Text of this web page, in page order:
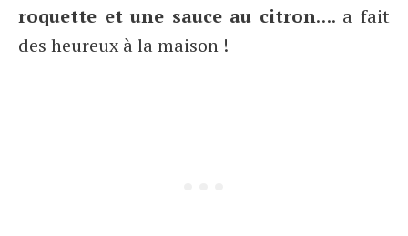
roquette et une sauce au citron…. a fait
des heureux à la maison !